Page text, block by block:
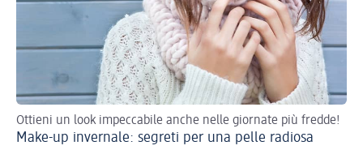
Ottieni un look impeccabile anche nelle giornate più fredde!
Make-up invernale: segreti per una pelle radiosa